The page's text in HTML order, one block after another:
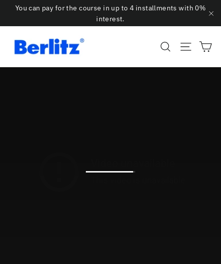
SkipYou can pay for the course in up to 4 installments with 0%
interest.
Search Site